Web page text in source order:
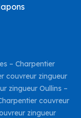
– Charpentier
couvreur zingueur
zingueur Oullins–
couvreur
zingueur